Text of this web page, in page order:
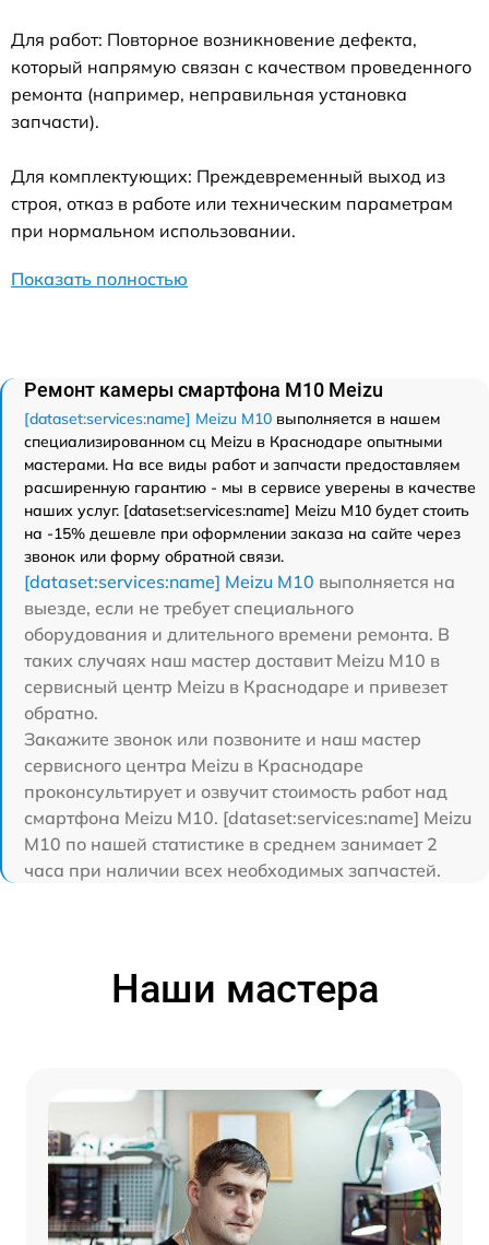
Для работ: Повторное возникновение дефекта,
который напрямую связан с качеством проведенного
ремонта (например, неправильная установка
запчасти).
Для комплектующих: Преждевременный выход из
строя, отказ в работе или техническим параметрам
при нормальном использовании.
Показать полностью
Ремонт камеры смартфона M10 Meizu
[dataset:services:name] Meizu M10 выполняется в нашем
специализированном сц Meizu в Краснодаре опытными
мастерами. На все виды работ и запчасти предоставляем
расширенную гарантию - мы в сервисе уверены в качестве
наших услуг. [dataset:services:name] Meizu M10 будет стоить
на -15% дешевле при оформлении заказа на сайте через
звонок или форму обратной связи.
[dataset:services:name] Meizu M10 выполняется на
выезде, если не требует специального
оборудования и длительного времени ремонта. В
таких случаях наш мастер доставит Meizu M10 в
сервисный центр Meizu в Краснодаре и привезет
обратно.
Закажите звонок или позвоните и наш мастер
сервисного центра Meizu в Краснодаре
проконсультирует и озвучит стоимость работ над
смартфона Meizu M10. [dataset:services:name] Meizu
M10 по нашей статистике в среднем занимает 2
часа при наличии всех необходимых запчастей.
Наши мастера